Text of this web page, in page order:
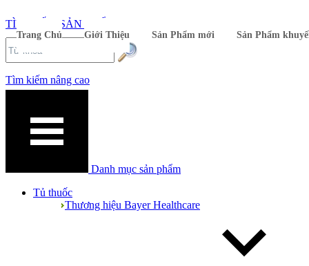
Trang Chủ Giới Thiệu Sản Phẩm mới Sản Phẩm
TÌM KIẾM SẢN PHẨM
Tìm kiếm nâng cao
Danh mục sản phẩm
Tủ thuốc
Thương hiệu Bayer Healthcare